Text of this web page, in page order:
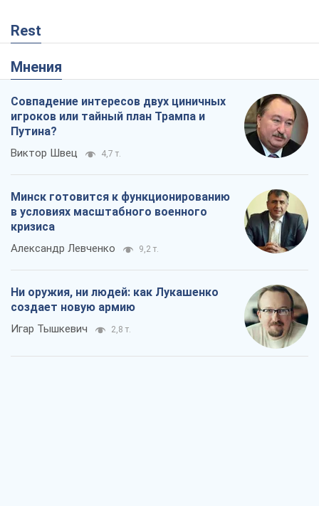
Rest
Мнения
Совпадение интересов двух циничных
игроков или тайный план Трампа и
Путина?
Виктор Швец 4,7 т.
Минск готовится к функционированию
в условиях масштабного военного
кризиса
Александр Левченко 9,2 т.
Ни оружия, ни людей: как Лукашенко
создает новую армию
Игар Тышкевич 2,8 т.